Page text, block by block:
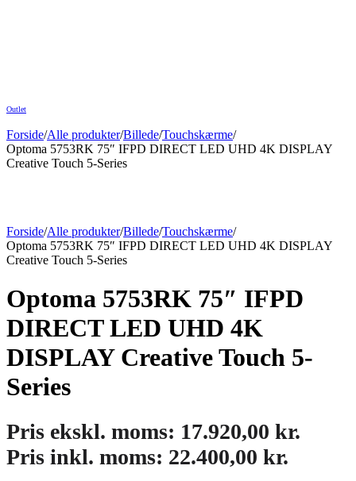
Outlet
Forside/Alle produkter/Billede/Touchskærme/
Optoma 5753RK 75″ IFPD DIRECT LED UHD 4K DISPLAY
Creative Touch 5-Series
Forside/Alle produkter/Billede/Touchskærme/
Optoma 5753RK 75″ IFPD DIRECT LED UHD 4K DISPLAY
Creative Touch 5-Series
Optoma 5753RK 75″ IFPD
DIRECT LED UHD 4K
DISPLAY Creative Touch 5-
Series
Pris ekskl. moms: 17.920,00 kr.
Pris inkl. moms: 22.400,00 kr.